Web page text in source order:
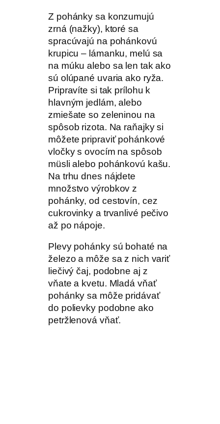
Z pohánky sa konzumujú
zrná (nažky), ktoré sa
spracúvajú na pohánkovú
krupicu – lámanku, melú sa
na múku alebo sa len tak ako
sú olúpané uvaria ako ryža.
Pripravíte si tak prílohu k
hlavným jedlám, alebo
zmiešate so zeleninou na
spôsob rizota. Na raňajky si
môžete pripraviť pohánkové
vločky s ovocím na spôsob
müsli alebo pohánkovú kašu.
Na trhu dnes nájdete
množstvo výrobkov z
pohánky, od cestovín, cez
cukrovinky a trvanlivé pečivo
až po nápoje.
Plevy pohánky sú bohaté na
železo a môže sa z nich variť
liečivý čaj, podobne aj z
vňate a kvetu. Mladá vňať
pohánky sa môže pridávať
do polievky podobne ako
petržlenová vňať.